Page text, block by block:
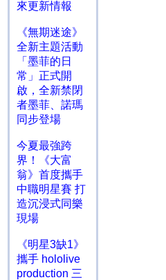
來更新情報
《無期迷途》
全新主題活動
「墨菲的日
常」正式開
啟，全新禁閉
者墨菲、諾瑪
同步登場
今夏最強跨
界！《大富
翁》首度攜手
中職明星賽 打
造沉浸式同樂
現場
《明星3缺1》
攜手 hololive
production 三